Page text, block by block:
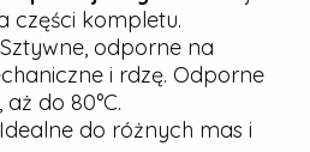
części kompletu.
Sztywne, odporne na
i rdzę. Odporne
do 80°C.
Idealne do różnych mas i